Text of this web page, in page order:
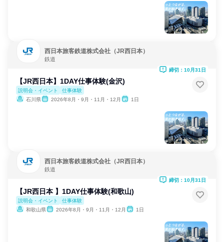
西日本旅客鉄道株式会社（JR西日本）
鉄道
【JR西日本】1DAY仕事体験(金沢)
説明会・イベント
仕事体験
石川県
2026年8月・9月・11月・12月 1日
締切：10月31日
西日本旅客鉄道株式会社（JR西日本）
鉄道
【JR西日本 】1DAY仕事体験(和歌山)
説明会・イベント
仕事体験
和歌山県
2026年8月・9月・11月・12月 1日
締切：10月31日